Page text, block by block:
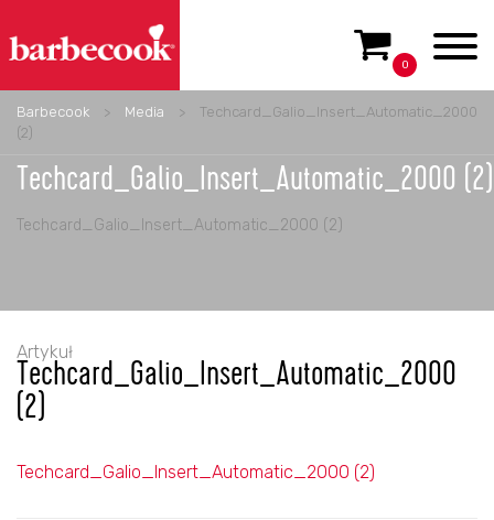
0
Barbecook > Media >
Techcard_Galio_Insert_Automatic_2000
(2)
Techcard_Galio_Insert_Automatic_2000 (2)
Techcard_Galio_Insert_Automatic_2000 (2)
Artykuł
Techcard_Galio_Insert_Automatic_2000
(2)
Techcard_Galio_Insert_Automatic_2000 (2)